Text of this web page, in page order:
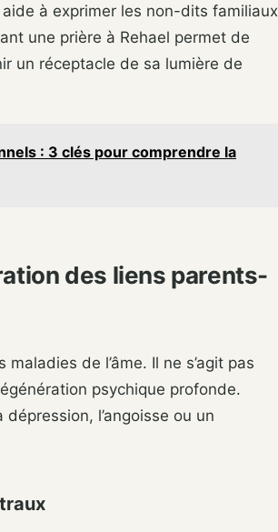
à exprimer les non-dits familiaux
une prière à Rehael permet de
un réceptacle de sa lumière de
: 3 clés pour comprendre la
des liens parents-
de l’âme. Il ne s’agit pas
psychique profonde.
dépression, l’angoisse ou un